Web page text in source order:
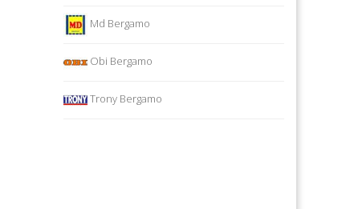
Md Bergamo
Obi Bergamo
Trony Bergamo